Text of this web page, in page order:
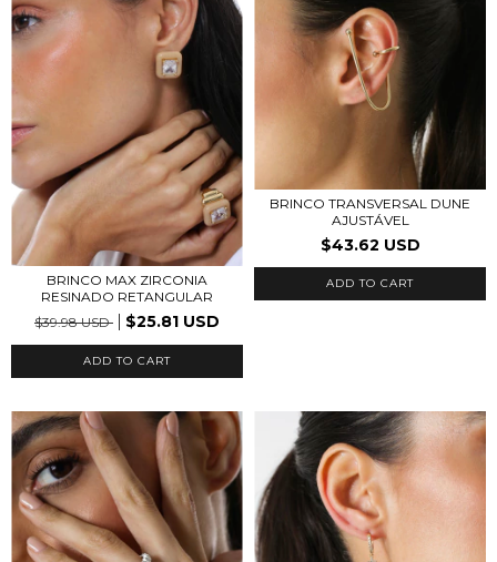
BRINCO MAX ZIRCONIA
RESINADO RETANGULAR
$39.98 USD
$25.81 USD
BRINCO TRANSVERSAL DUNE
AJUSTÁVEL
$43.62 USD